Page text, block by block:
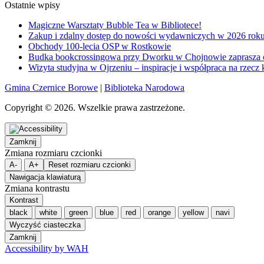
Ostatnie wpisy
Magiczne Warsztaty Bubble Tea w Bibliotece!
Zakup i zdalny dostęp do nowości wydawniczych w 2026 roku
Obchody 100-lecia OSP w Rostkowie
Budka bookcrossingowa przy Dworku w Chojnowie
Wizyta studyjna w Ojrzeniu – inspiracje i współpraca na rzecz
Gmina Czernice Borowe | Biblioteka Narodowa
Copyright © 2026. Wszelkie prawa zastrzeżone.
Zamknij
Zmiana rozmiaru czcionki
A- A+
Reset rozmiaru czcionki
Nawigacja klawiaturą
Zmiana kontrastu
Kontrast
black
white green blue red orange yellow
navi
Wyczyść ciasteczka
Zamknij
Accessibility by WAH